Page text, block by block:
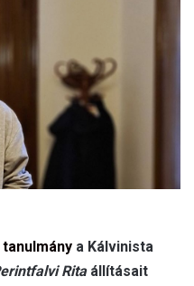
tanulmány a Kálvinista
Ritaállításait